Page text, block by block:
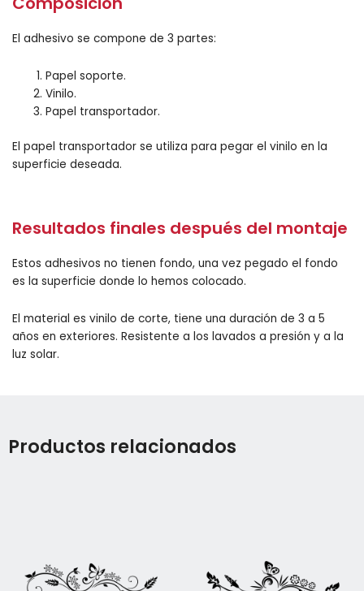
El adhesivo se compone de 3 partes:
Papel soporte.
Vinilo.
Papel transportador.
El papel transportador se utiliza para pegar el vinilo en la
superficie deseada.
Resultados finales después del montaje
Estos adhesivos no tienen fondo, una vez pegado el fondo
es la superficie donde lo hemos colocado.
El material es vinilo de corte, tiene una duración de 3 a 5
años en exteriores. Resistente a los lavados a presión y a la
luz solar.
Productos relacionados